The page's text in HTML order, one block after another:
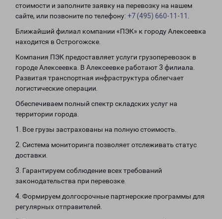
стоимости и заполните заявку на перевозку на нашем
сайте, или позвоните по телефону: +7 (495) 660-11-11
Ближайший филиал компании «ПЭК» к городу Алексеевка
находится в Острогожске.
Компания ПЭК предоставляет услуги грузоперевозок в
городе Алексеевка. В Алексеевке работают 3 филиала.
Развитая транспортная инфраструктура облегчает
логистические операции.
Обеспечиваем полный спектр складских услуг на
территории города.
1. Все грузы застрахованы на полную стоимость.
2. Система мониторинга позволяет отслеживать статус
доставки.
3. Гарантируем соблюдение всех требований
законодательства при перевозке.
4. Формируем долгосрочные партнерские программы для
регулярных отправителей.